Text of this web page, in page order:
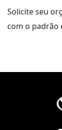
Solicite seu
com o padrão